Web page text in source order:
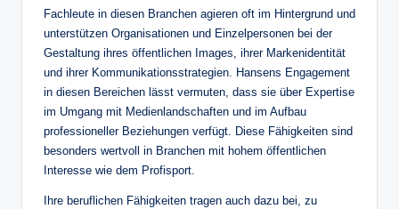
Fachleute in diesen Branchen agieren oft im Hintergrund und
unterstützen Organisationen und Einzelpersonen bei der
Gestaltung ihres öffentlichen Images, ihrer Markenidentität
und ihrer Kommunikationsstrategien. Hansens Engagement
in diesen Bereichen lässt vermuten, dass sie über Expertise
im Umgang mit Medienlandschaften und im Aufbau
professioneller Beziehungen verfügt. Diese Fähigkeiten sind
besonders wertvoll in Branchen mit hohem öffentlichen
Interesse wie dem Profisport.
Ihre beruflichen Fähigkeiten tragen auch dazu bei, zu